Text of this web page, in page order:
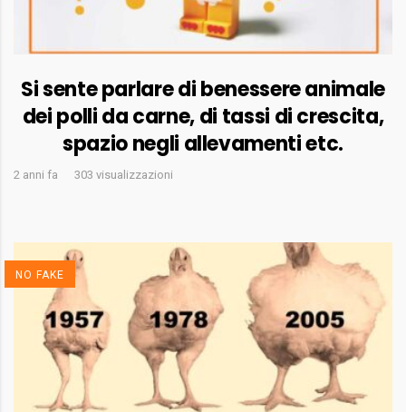
Si sente parlare di benessere animale
dei polli da carne, di tassi di crescita,
spazio negli allevamenti etc.
2 anni fa 303 visualizzazioni
NO FAKE